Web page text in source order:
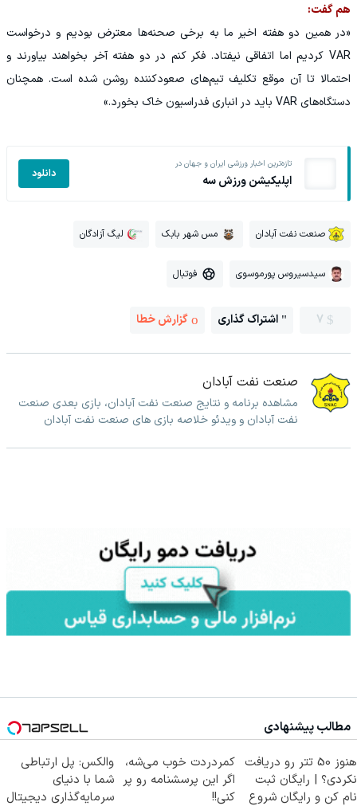
هم گفت:
«در همین دو هفته اخیر ما به برخی صحنه‌ها معترض بودیم و درخواست
VAR کردیم اما اتفاقی نیفتاد. فکر کنم در دو هفته آخر بخواهند بیاورند و
احتمالا تا آن موقع تکلیف تیم‌های صعودکننده روشن شده است. همچنان
دستگاه‌های VAR باید در انباری فدراسیون خاک بخورد.»
تازه‌ترین اخبار ورزشی ایران و جهان در
اپلیکیشن ورزش سه دانلود
صنعت نفت آبادان مس شهر بابک لیگ آزادگان
سیدسیروس پورموسوی فوتبال
7 اشتراک گذاری گزارش خطا
صنعت نفت آبادان
مشاهده برنامه و نتایج صنعت نفت آبادان، بازی بعدی صنعت
نفت آبادان و ویدئو خلاصه بازی های صنعت نفت آبادان
مطالب پیشنهادی
هنوز 50 تتر رو دریافت
نکردی؟ | رایگان ثبت
نام کن و رایگان شروع
کمردردت خوب می‌شه،
اگر این پرسشنامه رو پر
کنی!!
والکس: پل ارتباطی
شما با دنیای
سرمایه‌گذاری دیجیتال